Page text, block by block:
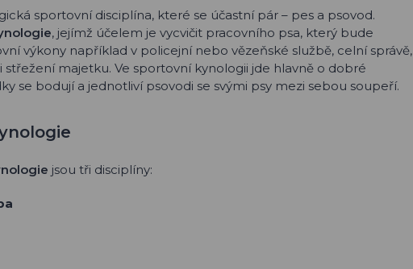
sportovní disciplína, které se účastní pár – pes a psovod.
, jejímž účelem je vycvičit pracovního psa, který bude
výkony například v policejní nebo vězeňské službě, celní správě,
střežení majetku. Ve sportovní kynologii jde hlavně o dobré
se bodují a jednotliví psovodi se svými psy mezi sebou soupeří.
jsou tři disciplíny: